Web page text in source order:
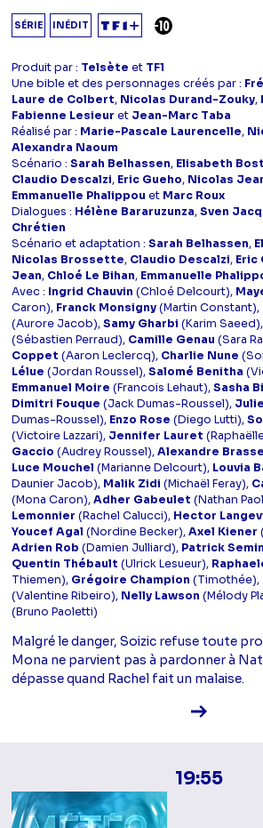
SÉRIE INÉDIT
Produit par : Telsète et TF1
Une bible et des personnages créés par :
Laure de Colbert, Nicolas Durand-Zouky,
Fabienne Lesieur et Jean-Marc Taba
Réalisé par : Marie-Pascale Laurencelle,
Alexandra Naoum
Scénario :Sarah Belhassen, Elisabeth
Claudio Descalzi, Eric Gueho, Nicolas
Emmanuelle Phalippou et Marc Roux
Dialogues : Hélène Bararuzunza,Sven
Chrétien
Scénario et adaptation :Sarah Belhassen,
Nicolas Brossette, Claudio Descalzi, Eric
Jean, Chloé Le Bihan, Emmanuelle
Avec : Ingrid Chauvin (Chloé Delcourt),
Caron), Franck Monsigny(Martin Constant),
(Aurore Jacob),Samy Gharbi (Karim
(Sébastien Perraud), Camille Genau (Sara
Coppet (Aaron Leclercq), Charlie Nune
Lélue (Jordan Roussel),Salomé Benitha
Emmanuel Moire (Francois Lehaut),Sasha
Dimitri Fouque (Jack Dumas-Roussel),
Dumas-Roussel), Enzo Rose (Diego Lutti),
(Victoire Lazzari), Jennifer Lauret
Gaccio (Audrey Roussel),Alexandre
Luce Mouchel (Marianne Delcourt), Louvia
Daunier Jacob), Malik Zidi (Michaël Feray),
(Mona Caron),Adher Gabeulet (Nathan
Lemonnier (Rachel Calucci), Hector
Youcef Agal (Nordine Becker),Axel Kiener
Adrien Rob (Damien Julliard), Patrick
Quentin Thébault (Ulrick Lesueur),
Thiemen), Grégoire Champion (Timothée),
(Valentine Ribeiro), Nelly Lawson (Mélody
(Bruno Paoletti)
Malgré le danger, Soizic refuse toute
Mona ne parvient pas à pardonner à
dépasse quand Rachel fait un malaise.
Voir la
19:55